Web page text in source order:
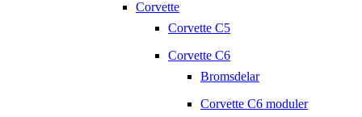
Corvette
Corvette C5
Corvette C6
Bromsdelar
Corvette C6 moduler